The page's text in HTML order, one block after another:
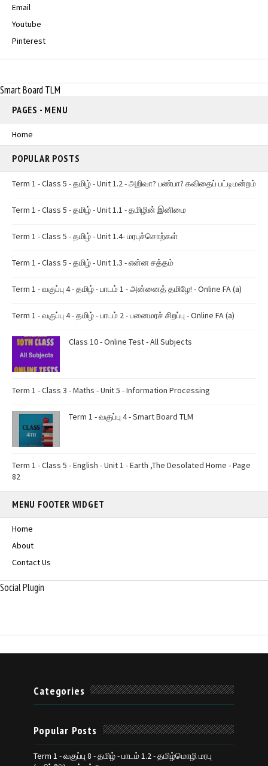
Email
Youtube
Pinterest
Smart Board TLM
PAGES - MENU
Home
POPULAR POSTS
Term 1 - Class 5 - தமிழ் - Unit 1.2 - அறிவா? பண்பா? கவிதைப் பட்டிமன்றம்
Term 1 - Class 5 - தமிழ் - Unit 1.1 - தமிழின் இனிமை
Term 1 - Class 5 - தமிழ் - Unit 1.4- மரபுச்சொற்கள்
Term 1 - Class 5 - தமிழ் - Unit 1.3 - என்ன சத்தம்
Term 1 - வகுப்பு 4 - தமிழ் - பாடம் 1 - அன்னைத் தமிழே! - Online FA (a)
Term 1 - வகுப்பு 4 - தமிழ் - பாடம் 2 - பனைமரச் சிறப்பு - Online FA (a)
Class 10 - Online Test - All Subjects
Term 1 - Class 3 - Maths - Unit 5 - Information Processing
Term 1 - வகுப்பு 4 - Smart Board TLM
Term 1 - Class 5 - English - Unit 1 - Earth ,The Desolated Home - Page
82
MENU FOOTER WIDGET
Home
About
Contact Us
Social Plugin
Categories
Popular Posts
Term 1 - வகுப்பு 8 - தமிழ் - பாடம் 1.2 - தமிழ்மொழி மரபு